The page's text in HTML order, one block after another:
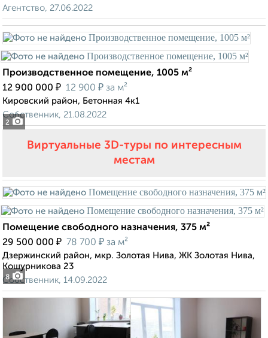
Агентство, 27.06.2022
2
Производственное помещение, 1005 м²
12 900 000 ₽ 12 900 ₽ за м²
Кировский район, Бетонная 4к1
Собственник, 21.08.2022
Виртуальные 3D-туры по интересным
местам
8
Помещение свободного назначения, 375 м²
29 500 000 ₽ 78 700 ₽ за м²
Дзержинский район, мкр. Золотая Нива, ЖК Золотая Нива,
Кошурникова 23
Собственник, 14.09.2022